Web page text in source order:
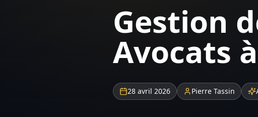
Gestion
Avocats
28 avril 2026 Pierre Tassin